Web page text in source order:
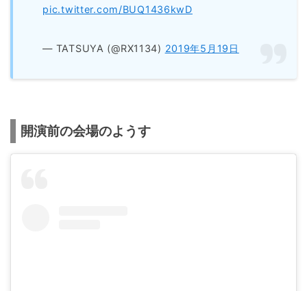
pic.twitter.com/BUQ1436kwD
— TATSUYA (@RX1134) 2019年5月19日
開演前の会場のようす